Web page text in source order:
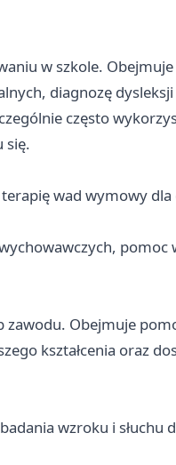
w szkole.
diagnozę
często
się.
wad wymowy dla
pomoc
zawodu. Obejmuje
kształcenia oraz
wzroku i słuchu